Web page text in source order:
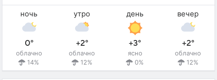
ночь
0°
облачно
14%
утро
+2°
облачно
12%
день
+3°
ясно
0%
вечер
+2°
облачно
12%